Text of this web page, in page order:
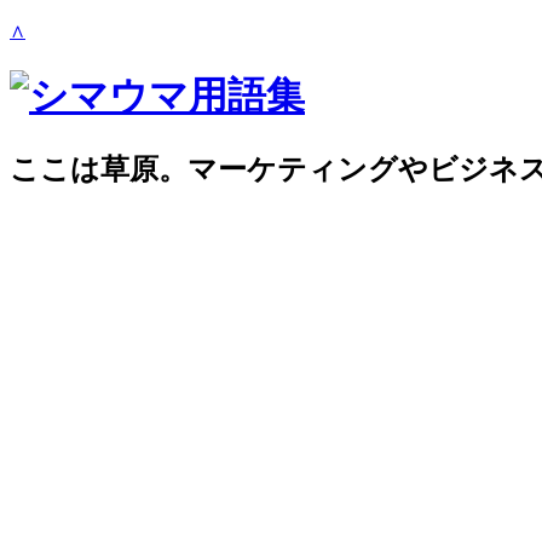
∧
ここは草原。マーケティングやビジネ